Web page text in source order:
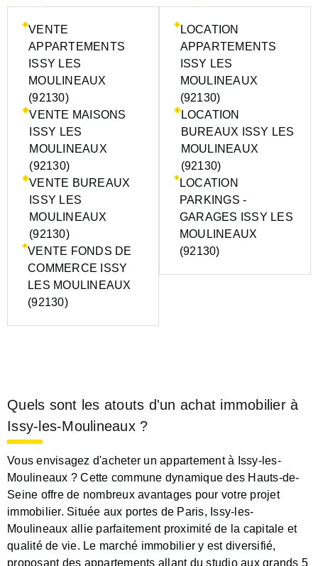
VENTE
APPARTEMENTS
ISSY LES
MOULINEAUX
(92130)
VENTE MAISONS
ISSY LES
MOULINEAUX
(92130)
VENTE BUREAUX
ISSY LES
MOULINEAUX
(92130)
VENTE FONDS DE
COMMERCE ISSY
LES MOULINEAUX
(92130)
LOCATION
APPARTEMENTS
ISSY LES
MOULINEAUX
(92130)
LOCATION
BUREAUX ISSY LES
MOULINEAUX
(92130)
LOCATION
PARKINGS -
GARAGES ISSY LES
MOULINEAUX
(92130)
Quels sont les atouts d'un achat immobilier à
Issy-les-Moulineaux ?
Vous envisagez d'acheter un appartement à Issy-les-
Moulineaux ? Cette commune dynamique des Hauts-de-
Seine offre de nombreux avantages pour votre projet
immobilier. Située aux portes de Paris, Issy-les-
Moulineaux allie parfaitement proximité de la capitale et
qualité de vie. Le marché immobilier y est diversifié,
proposant des appartements allant du studio aux grands 5